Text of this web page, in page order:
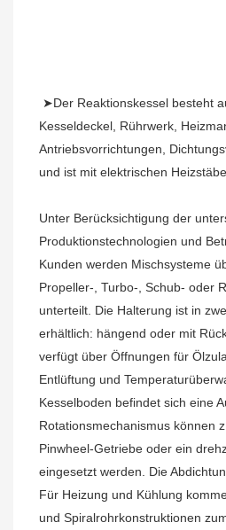
➤Der Reaktionskessel besteht
Kesseldeckel, Rührwerk,
Antriebsvorrichtungen,
und ist mit elektrischen
Unter Berücksichtigung der
Produktionstechnologien und
Kunden werden Mischsysteme
Propeller-, Turbo-, Schub- oder
unterteilt. Die Halterung ist in
erhältlich: hängend oder mit
verfügt über Öffnungen für
Entlüftung und
Kesselboden befindet sich eine
Rotationsmechanismus können
Pinwheel-Getriebe oder ein
eingesetzt werden. Die
Für Heizung und Kühlung
und Spiralrohrkonstruktionen